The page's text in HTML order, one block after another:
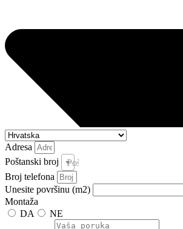
Adresa
Poštanski broj
Poštanski broj i pošta *
Broj telefona
Unesite površinu (m2)
Montaža
DA
NE